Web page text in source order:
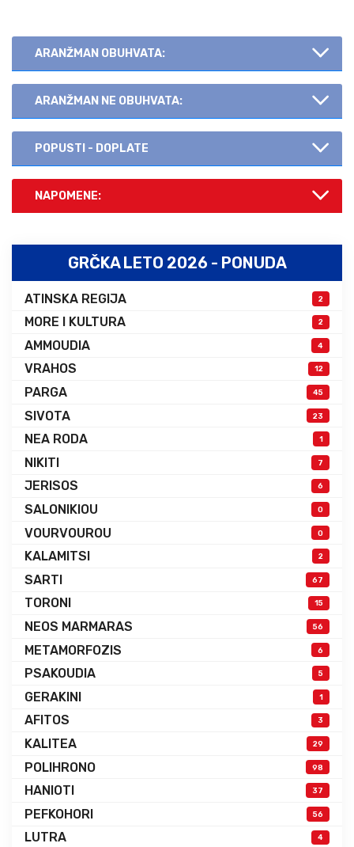
ARANŽMAN OBUHVATA:
ARANŽMAN NE OBUHVATA:
POPUSTI - DOPLATE
NAPOMENE:
GRČKA LETO 2026 - PONUDA
ATINSKA REGIJA 2
MORE I KULTURA 2
AMMOUDIA 4
VRAHOS 12
PARGA 45
SIVOTA 23
NEA RODA 1
NIKITI 7
JERISOS 6
SALONIKIOU 0
VOURVOUROU 0
KALAMITSI 2
SARTI 67
TORONI 15
NEOS MARMARAS 56
METAMORFOZIS 6
PSAKOUDIA 5
GERAKINI 1
AFITOS 3
KALITEA 29
POLIHRONO 98
HANIOTI 37
PEFKOHORI 56
LUTRA 4